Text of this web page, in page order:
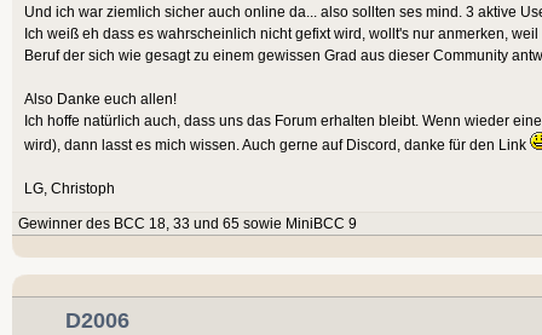
Und ich war ziemlich sicher auch online da... also sollten ses mind. 3 aktive
Ich weiß eh dass es wahrscheinlich nicht gefixt wird, wollt's nur anmerken,
Beruf der sich wie gesagt zu einem gewissen Grad aus dieser Community
Also Danke euch allen!
Ich hoffe natürlich auch, dass uns das Forum erhalten bleibt. Wenn wieder
wird), dann lasst es mich wissen. Auch gerne auf Discord, danke für den Link
LG, Christoph
Gewinner des BCC 18, 33 und 65 sowie MiniBCC 9
D2006